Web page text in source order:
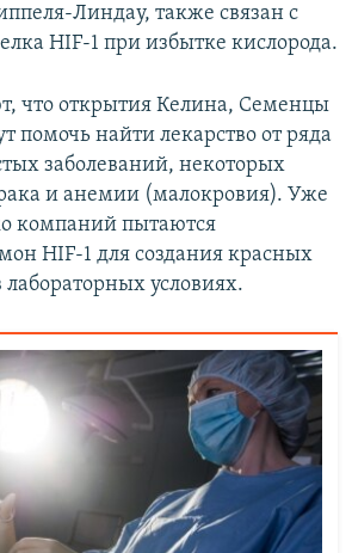
Линдау, также связан с
HIF-1 при избытке кислорода.
что открытия Келина, Семенцы
помочь найти лекарство от ряда
заболеваний, некоторых
и анемии (малокровия). Уже
компаний пытаются
HIF-1 для создания красных
условиях.